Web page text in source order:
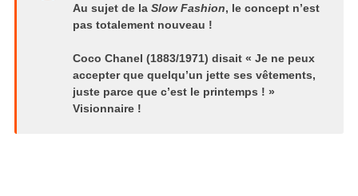
Au sujet de la Slow Fashion, le concept n’est
pas totalement nouveau !
Coco Chanel (1883/1971) disait « Je ne peux
accepter que quelqu’un jette ses vêtements,
juste parce que c’est le printemps ! »
Visionnaire !